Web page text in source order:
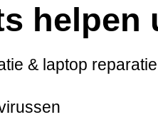
helpen
& laptop reparatie